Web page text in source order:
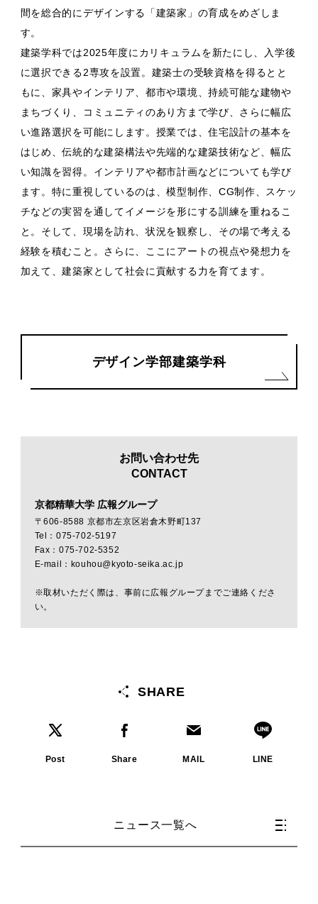
間を総合的にデザインする「建築家」の育成をめざしま
す。
建築学科では2025年度にカリキュラムを新たにし、入学後
に選択できる2専攻を設置。建築士の受験資格を得るとと
もに、家具やインテリア、都市や環境、持続可能な建物や
まちづくり、コミュニティのあり方まで学び、さらに幅広
い進路選択を可能にします。授業では、住宅設計の基本を
はじめ、伝統的な建築構法や先端的な建築技術など、幅広
い知識を習得。インテリアや都市計画などについても学び
ます。特に重視しているのは、模型制作、CG制作、スケッ
チなどの実習を通してイメージを形にする訓練を重ねるこ
と。そして、現場を訪れ、状況を観察し、その場で考える
経験を積むこと。さらに、ここにアートの視点や発想力を
加えて、建築家として社会に貢献する力を育てます。
デザイン学部建築学科
お問い合わせ先
CONTACT
京都精華大学 広報グループ
〒606-8588 京都市左京区岩倉木野町137
Tel：075-702-5197
Fax：075-702-5352
E-mail：kouhou@kyoto-seika.ac.jp
※取材いただく際は、事前に広報グループまでご連絡くださ
い。
SHARE
Post Share MAIL LINE
ニュース一覧へ